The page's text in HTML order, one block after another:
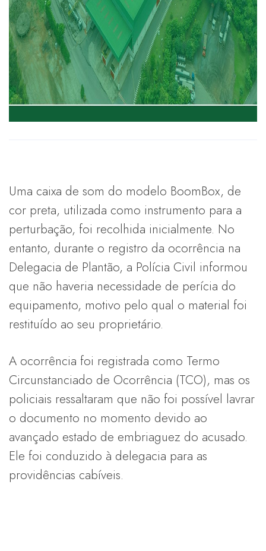
Uma caixa de som do modelo BoomBox, de
cor preta, utilizada como instrumento para a
perturbação, foi recolhida inicialmente. No
entanto, durante o registro da ocorrência na
Delegacia de Plantão, a Polícia Civil informou
que não haveria necessidade de perícia do
equipamento, motivo pelo qual o material foi
restituído ao seu proprietário.
A ocorrência foi registrada como Termo
Circunstanciado de Ocorrência (TCO), mas os
policiais ressaltaram que não foi possível lavrar
o documento no momento devido ao
avançado estado de embriaguez do acusado.
Ele foi conduzido à delegacia para as
providências cabíveis.